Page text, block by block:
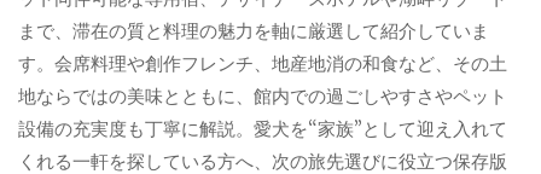
まで、滞在の質と料理の魅力を軸に厳選して紹介していま
す。会席料理や創作フレンチ、地産地消の和食など、その土
地ならではの美味とともに、館内での過ごしやすさやペット
設備の充実度も丁寧に解説。愛犬を“家族”として迎え入れて
くれる一軒を探している方へ、次の旅先選びに役立つ保存版